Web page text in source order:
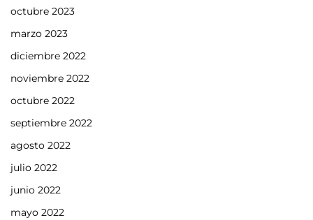
octubre 2023
marzo 2023
diciembre 2022
noviembre 2022
octubre 2022
septiembre 2022
agosto 2022
julio 2022
junio 2022
mayo 2022